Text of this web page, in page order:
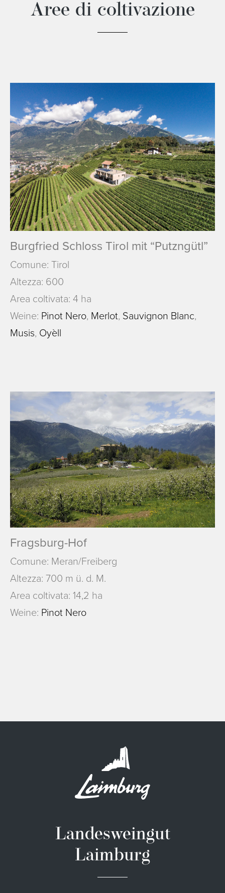
Aree di coltivazione
Burgfried Schloss Tirol mit “Putzngütl”
Comune: Tirol
Altezza: 600
Area coltivata: 4 ha
Weine: Pinot Nero, Merlot, Sauvignon Blanc,
Musis, Oyèll
Fragsburg-Hof
Comune: Meran/Freiberg
Altezza: 700 m ü. d. M.
Area coltivata: 14,2 ha
Weine: Pinot Nero
Landesweingut
Laimburg